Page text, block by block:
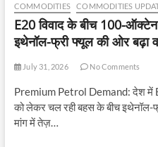
COMMODITIES COMMODITIES
E20 विवाद के बीच 100-ऑक्टेन
इथेनॉल-फ्री फ्यूल की ओर बढ़ा
July 31, 2026 No Comments
Premium Petrol Demand: देश में
को लेकर चल रही बहस के बीच इथेनॉल-
मांग में तेज़…